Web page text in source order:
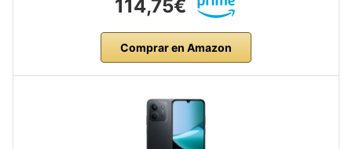
114,75€
Comprar en Amazon